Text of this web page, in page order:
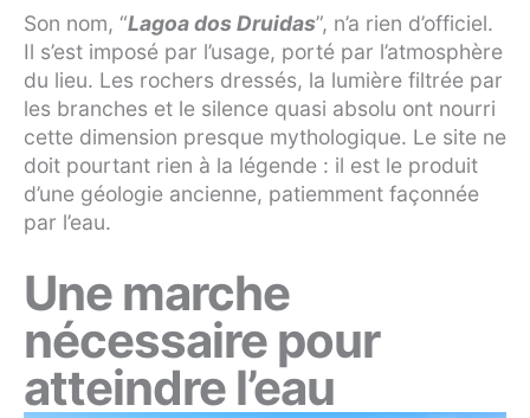
Son nom, “Lagoa dos Druidas”, n’a rien d’officiel.
Il s’est imposé par l’usage, porté par l’atmosphère
du lieu. Les rochers dressés, la lumière filtrée par
les branches et le silence quasi absolu ont nourri
cette dimension presque mythologique. Le site ne
doit pourtant rien à la légende : il est le produit
d’une géologie ancienne, patiemment façonnée
par l’eau.
Une marche
nécessaire pour
atteindre l’eau